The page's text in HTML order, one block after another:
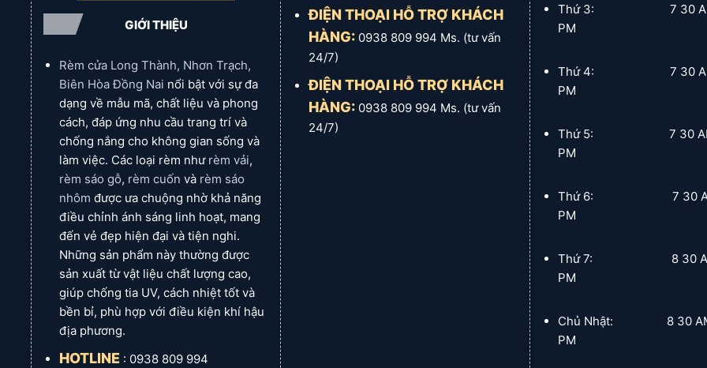
GIỚI THIỆU
Rèm cửa Long Thành, Nhơn Trạch,
Biên Hòa Đồng Nai nổi bật với sự đa
dạng về mẫu mã, chất liệu và phong
cách, đáp ứng nhu cầu trang trí và
chống nắng cho không gian sống và
làm việc. Các loại rèm như rèm vải,
rèm sáo gỗ, rèm cuốn và rèm sáo
nhôm được ưa chuộng nhờ khả năng
điều chỉnh ánh sáng linh hoạt, mang
đến vẻ đẹp hiện đại và tiện nghi.
Những sản phẩm này thường được
sản xuất từ vật liệu chất lượng cao,
giúp chống tia UV, cách nhiệt tốt và
bền bỉ, phù hợp với điều kiện khí hậu
địa phương.
HOTLINE: 0938 809 994
ĐIỆN THOẠI HỖ TRỢ KHÁCH
HÀNG:0938 809 994 Ms. (tư vấn
24/7)
ĐIỆN THOẠI HỖ TRỢ KHÁCH
HÀNG:0938 809 994 Ms. (tư vấn
24/7)
Thứ 3: 7 30 AM :
PM
Thứ 4: 7 30 AM :
PM
Thứ 5: 7 30 AM :
PM
Thứ 6: 7 30 AM :
PM
Thứ 7: 8 30 AM
PM
Chủ Nhật: 8 30 AM
PM